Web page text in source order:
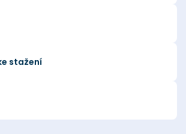
stažení